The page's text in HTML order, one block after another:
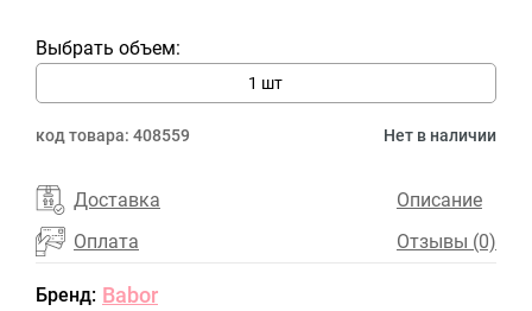
Выбрать объем:
1 шт
код товара: 408559 Нет в наличии
Доставка
Оплата
Описание
Отзывы (0)
Бренд: Babor